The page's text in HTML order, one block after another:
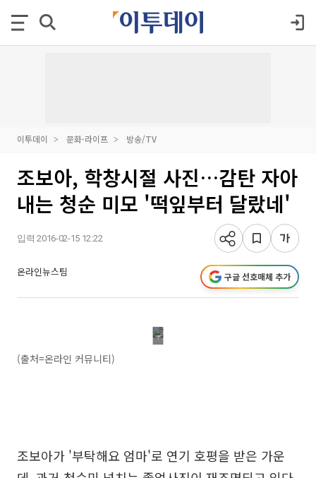
이투데이 문화·라이프 방송/TV
조보아, 학창시절 사진…감탄 자아
내는 청순 미모 '떡잎부터 달랐네'
입력 2016-02-15 12:22
온라인뉴스팀 구글 선호매체 추가
(출처=온라인 커뮤니티)
조보아가 '부탁해요 엄마'로 연기 호평을 받은 가운